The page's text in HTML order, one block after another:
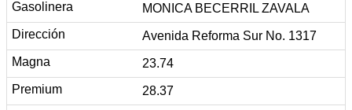
MONICA BECERRIL ZAVALA
Avenida Reforma Sur No. 1317
23.74
28.37